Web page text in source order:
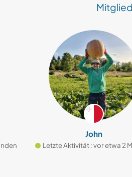
John
Letzte Aktivität : vor etwa 2